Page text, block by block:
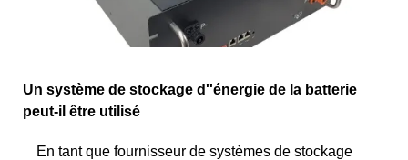
Un système de stockage d''énergie de la batterie
peut-il être utilisé
En tant que fournisseur de systèmes de stockage